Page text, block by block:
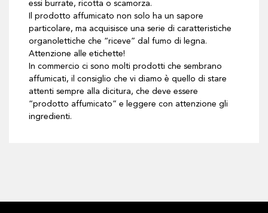
essi burrate, ricotta o scamorza.
Il prodotto affumicato non solo ha un sapore
particolare, ma acquisisce una serie di caratteristiche
organolettiche che “riceve” dal fumo di legna.
Attenzione alle etichette!
In commercio ci sono molti prodotti che sembrano
affumicati, il consiglio che vi diamo è quello di stare
attenti sempre alla dicitura, che deve essere
“prodotto affumicato” e leggere con attenzione gli
ingredienti.